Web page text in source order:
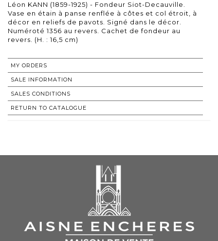
Léon KANN (1859-1925) - Fondeur Siot-Decauville.
Vase en étain à panse renflée à côtes et col étroit, à
décor en reliefs de pavots. Signé dans le décor.
Numéroté 1356 au revers. Cachet de fondeur au
revers. (H. : 16,5 cm)
MY ORDERS
SALE INFORMATION
SALES CONDITIONS
RETURN TO CATALOGUE